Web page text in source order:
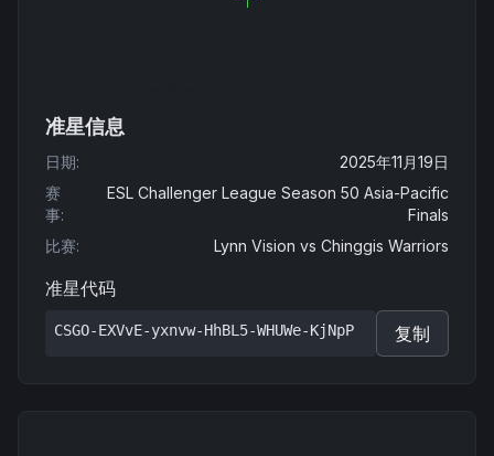
准星信息
日期:
2025年11月19日
赛
事:
ESL Challenger League Season 50 Asia-Pacific
Finals
比赛: Lynn Vision vs Chinggis Warriors
准星代码
CSGO-EXVvE-yxnvw-HhBL5-WHUWe-KjNpP 复制